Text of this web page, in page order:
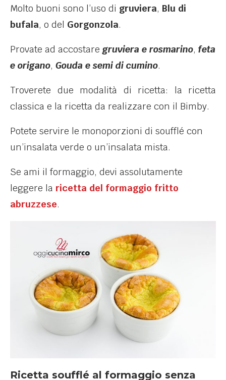
Molto buoni sono l’uso di gruviera, Blu di
bufala, o del Gorgonzola.
Provate ad accostare gruviera e rosmarino, feta
e origano, Gouda e semi di cumino.
Troverete due modalità di ricetta: la ricetta
classica e la ricetta da realizzare con il Bimby.
Potete servire le monoporzioni di soufflé con
un’insalata verde o un’insalata mista.
Se ami il formaggio, devi assolutamente
leggere la ricetta del formaggio fritto
abruzzese.
Ricetta soufflé al formaggio senza